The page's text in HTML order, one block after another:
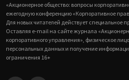
«Акционерное общество: вопросы
ежегодную конференцию «Корпоративное
Для новых читателей действует специальное
Оставляя e-mail на сайте журнала
корпоративного управления», физическое
персональных данных и получение
ограничения 16+